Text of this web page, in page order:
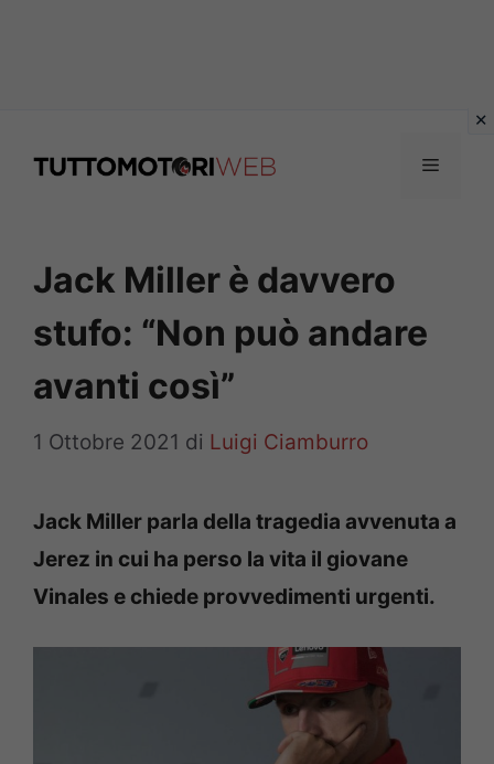
Menu
Jack Miller è davvero
stufo: “Non può andare
avanti così”
1 Ottobre 2021 di Luigi Ciamburro
Jack Miller parla della tragedia avvenuta a
Jerez in cui ha perso la vita il giovane
Vinales e chiede provvedimenti urgenti.